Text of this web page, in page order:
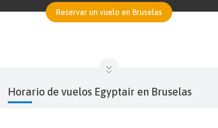
Reservar un vuelo en Bruselas
Horario de vuelos Egyptair en Bruselas